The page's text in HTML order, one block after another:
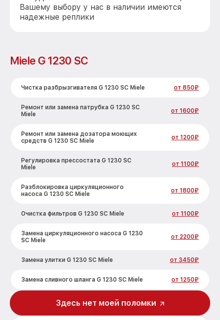
Вашему выбору у нас в наличии имеются
надежные реплики
Miele G 1230 SC
Чистка разбрызгивателя G 1230 SC Miele от 850₽
Ремонт или замена патрубка G 1230 SC
Miele
от 1600₽
Ремонт или замена дозатора моющих
средств G 1230 SC Miele
от 1200₽
Регулировка прессостата G 1230 SC
Miele
от 1100₽
Разблокировка циркуляционного
насоса G 1230 SC Miele
от 1800₽
Очистка фильтров G 1230 SC Miele от 1100₽
Замена циркуляционного насоса G 1230
SC Miele
от 2200₽
Замена улитки G 1230 SC Miele от 3450₽
Замена сливного шланга G 1230 SC Miele от 1250₽
Замена сливного насоса G 1230 SC Miele
Здесь нет моей поломки